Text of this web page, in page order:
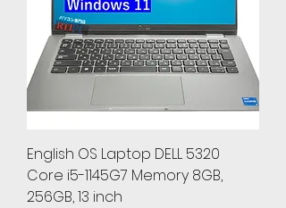
English OS Laptop DELL 5320
Core i5-1145G7 Memory 8GB,
256GB, 13 inch